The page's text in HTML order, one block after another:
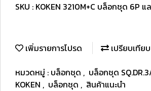
SKU : KOKEN 3210M+C บล็อกชุด 6P แ
เพิ่มรายการโปรด
เปรียบเทียบ
หมวดหมู่ : บล็อกชุด , บล็อกชุด
KOKEN , บล็อกชุด , สินค้าแนะนำ